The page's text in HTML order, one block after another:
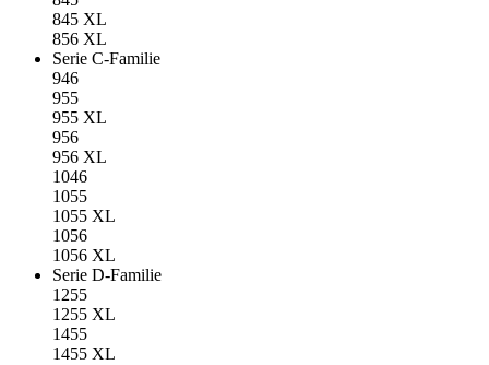
845 XL
856 XL
Serie C-Familie
946
955
955 XL
956
956 XL
1046
1055
1055 XL
1056
1056 XL
Serie D-Familie
1255
1255 XL
1455
1455 XL